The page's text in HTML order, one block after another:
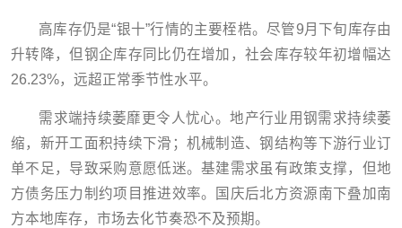
高库存仍是“银十”行情的主要桎梏。尽管9月下旬库存由
升转降，但钢企库存同比仍在增加，社会库存较年初增幅达
26.23%，远超正常季节性水平。
需求端持续萎靡更令人忧心。地产行业用钢需求持续萎
缩，新开工面积持续下滑；机械制造、钢结构等下游行业订
单不足，导致采购意愿低迷。基建需求虽有政策支撑，但地
方债务压力制约项目推进效率。国庆后北方资源南下叠加南
方本地库存，市场去化节奏恐不及预期。